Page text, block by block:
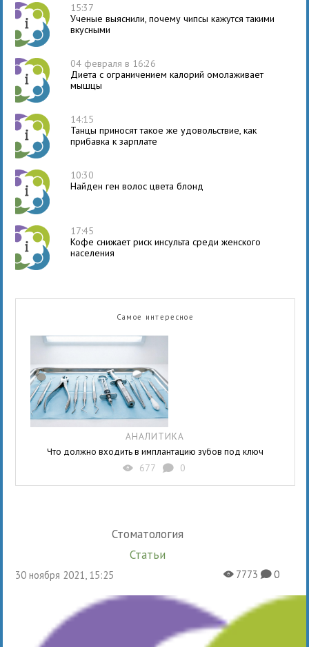
15:37
Ученые выяснили, почему чипсы кажутся такими
вкусными
04 февраля в 16:26
Диета с ограничением калорий омолаживает
мышцы
14:15
Танцы приносят такое же удовольствие, как
прибавка к зарплате
10:30
Найден ген волос цвета блонд
17:45
Кофе снижает риск инсульта среди женского
населения
Самое интересное
АНАЛИТИКА
Что должно входить в имплантацию зубов под ключ
X 677 K 0
Стоматология
Статьи
30 ноября 2021, 15:25 X7773K0